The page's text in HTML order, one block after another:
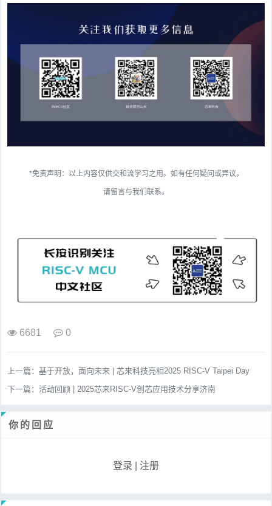
*免责声明：以上内容仅供交和流学习之用。如有任何疑问或异议，
请留言与我们联系。
6681 0
上一篇： 基于开放，面向未来 | 芯来科技亮相2025 RISC-V Taipei Day
下一篇： 活动回顾 | 2025芯来RISC-V创芯应用技术分享济南
你的回应
登录 注册